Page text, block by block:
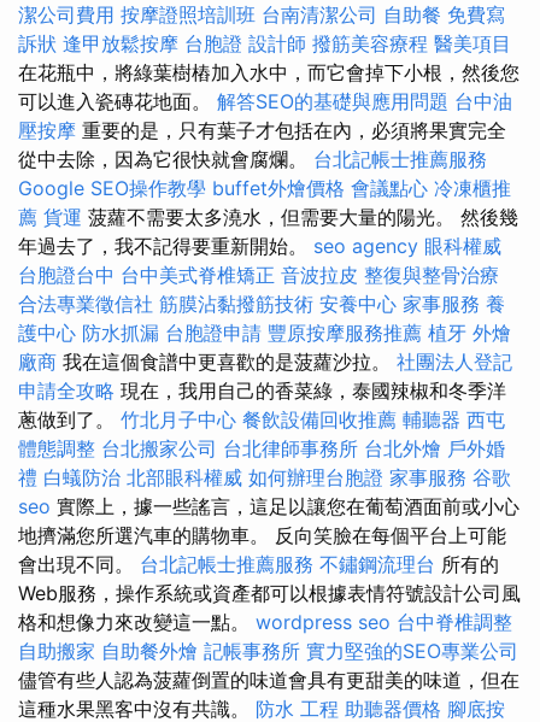
潔公司費用 按摩證照培訓班 台南清潔公司 自助餐 免費寫
訴狀 逢甲放鬆按摩 台胞證 設計師 撥筋美容療程 醫美項目
在花瓶中，將綠葉樹樁加入水中，而它會掉下小根，然後您
可以進入瓷磚花地面。 解答SEO的基礎與應用問題 台中油
壓按摩 重要的是，只有葉子才包括在內，必須將果實完全
從中去除，因為它很快就會腐爛。 台北記帳士推薦服務
Google SEO操作教學 buffet外燴價格 會議點心 冷凍櫃推
薦 貨運 菠蘿不需要太多澆水，但需要大量的陽光。 然後幾
年過去了，我不記得要重新開始。 seo agency 眼科權威
台胞證台中 台中美式脊椎矯正 音波拉皮 整復與整骨治療
合法專業徵信社 筋膜沾黏撥筋技術 安養中心 家事服務 養
護中心 防水抓漏 台胞證申請 豐原按摩服務推薦 植牙 外燴
廠商 我在這個食譜中更喜歡的是菠蘿沙拉。 社團法人登記
申請全攻略 現在，我用自己的香菜綠，泰國辣椒和冬季洋
蔥做到了。 竹北月子中心 餐飲設備回收推薦 輔聽器 西屯
體態調整 台北搬家公司 台北律師事務所 台北外燴 戶外婚
禮 白蟻防治 北部眼科權威 如何辦理台胞證 家事服務 谷歌
seo 實際上，據一些謠言，這足以讓您在葡萄酒面前或小心
地擠滿您所選汽車的購物車。 反向笑臉在每個平台上可能
會出現不同。 台北記帳士推薦服務 不鏽鋼流理台 所有的
Web服務，操作系統或資產都可以根據表情符號設計公司風
格和想像力來改變這一點。 wordpress seo 台中脊椎調整
自助搬家 自助餐外燴 記帳事務所 實力堅強的SEO專業公司
儘管有些人認為菠蘿倒置的味道會具有更甜美的味道，但在
這種水果黑客中沒有共識。 防水 工程 助聽器價格 腳底按